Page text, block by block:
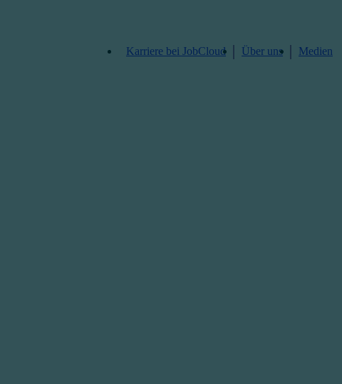
Karriere bei JobCloud​ Über uns Medien